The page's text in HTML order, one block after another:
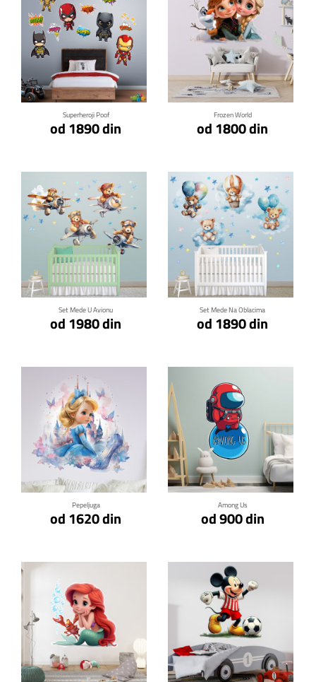
Superheroji Poof
od 1890 din
Klikni za detalje
Frozen World
od 1800 din
Klikni za detalje
Set Mede U Avionu
od 1980 din
Klikni za detalje
Set Mede Na Oblacima
od 1890 din
Klikni za detalje
Pepeljuga
od 1620 din
Klikni za detalje
Among Us
od 900 din
Klikni za detalje
Klikni za detalje Klikni za detalje